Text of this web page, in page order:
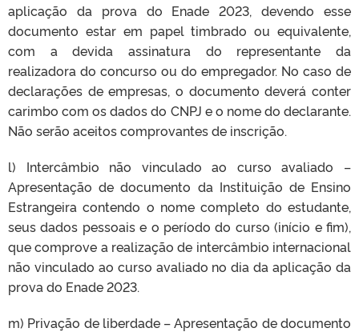
aplicação da prova do Enade 2023, devendo esse
documento estar em papel timbrado ou equivalente,
com a devida assinatura do representante da
realizadora do concurso ou do empregador. No caso de
declarações de empresas, o documento deverá conter
carimbo com os dados do CNPJ e o nome do declarante.
Não serão aceitos comprovantes de inscrição.
l) Intercâmbio não vinculado ao curso avaliado –
Apresentação de documento da Instituição de Ensino
Estrangeira contendo o nome completo do estudante,
seus dados pessoais e o período do curso (início e fim),
que comprove a realização de intercâmbio internacional
não vinculado ao curso avaliado no dia da aplicação da
prova do Enade 2023.
m) Privação de liberdade – Apresentação de documento